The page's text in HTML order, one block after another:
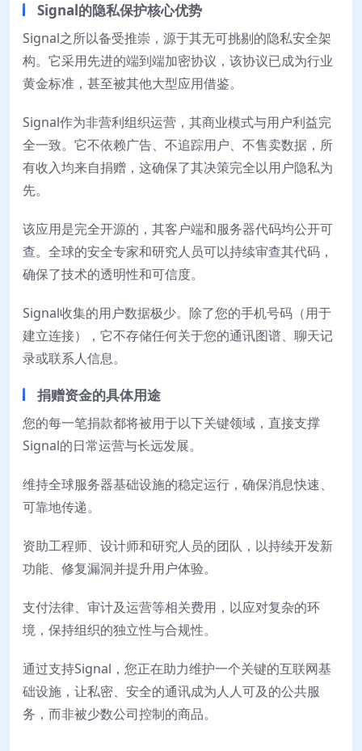
Signal的隐私保护核心优势
Signal之所以备受推崇，源于其无可挑剔的隐私安全架
构。它采用先进的端到端加密协议，该协议已成为行业
黄金标准，甚至被其他大型应用借鉴。
Signal作为非营利组织运营，其商业模式与用户利益完
全一致。它不依赖广告、不追踪用户、不售卖数据，所
有收入均来自捐赠，这确保了其决策完全以用户隐私为
先。
该应用是完全开源的，其客户端和服务器代码均公开可
查。全球的安全专家和研究人员可以持续审查其代码，
确保了技术的透明性和可信度。
Signal收集的用户数据极少。除了您的手机号码（用于
建立连接），它不存储任何关于您的通讯图谱、聊天记
录或联系人信息。
捐赠资金的具体用途
您的每一笔捐款都将被用于以下关键领域，直接支撑
Signal的日常运营与长远发展。
维持全球服务器基础设施的稳定运行，确保消息快速、
可靠地传递。
资助工程师、设计师和研究人员的团队，以持续开发新
功能、修复漏洞并提升用户体验。
支付法律、审计及运营等相关费用，以应对复杂的环
境，保持组织的独立性与合规性。
通过支持Signal，您正在助力维护一个关键的互联网基
础设施，让私密、安全的通讯成为人人可及的公共服
务，而非被少数公司控制的商品。